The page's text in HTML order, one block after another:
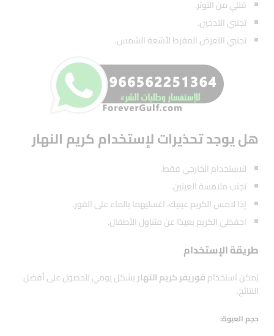
قللي من التوتر.
تجنبي التدخين.
تجنبي التعرض المفرط لأشعة الشمس.
هل يوجد تحذيرات لإستخدام كريم النهار
للاستخدام الخارجي فقط.
تجنب ملامسة العينين.
إذا لامس الكريم عينيك، اغسليهما بالماء على الفور.
احفظي الكريم بعيدًا عن متناول الأطفال.
طريقة الإستخدام
يُمكن استخدامفوريفر كريم النهاربشكل يومي للحصول على أفضل
النتائج.
حجم العبوة: